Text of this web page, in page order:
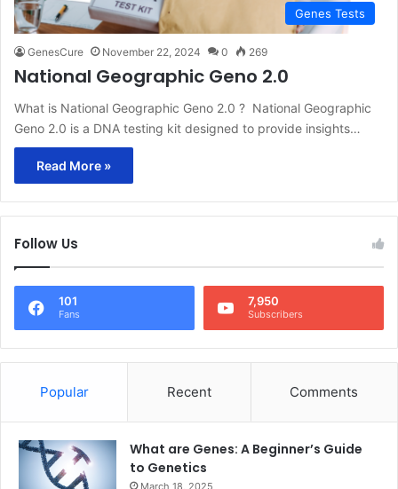
Genes Tests
GenesCure November 22, 2024 0 269
National Geographic Geno 2.0
What is National Geographic Geno 2.0 ? National Geographic
Geno 2.0 is a DNA testing kit designed to provide insights…
Read More »
Follow Us
101
Fans
7,950
Subscribers
Popular Recent Comments
What are Genes: A Beginner’s Guide
to Genetics